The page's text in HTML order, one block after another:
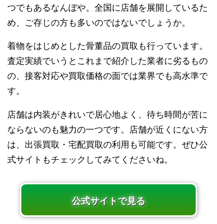
つでもあるなんぼや。全国に店舗を展開しているた
め、ご存じの方も多いのではないでしょうか。
着物をはじめとした骨董品の買取も行っています。
査定実績でいうとこれまで紹介した業者に劣るもの
の、接客対応や買取価格の面では業界でも高水準で
す。
店舗は内装がきれいで居心地よく、待ち時間が苦に
ならないのも魅力の一つです。店舗が近くにない方
は、出張買取・宅配買取の利用も可能です。ぜひ公
式サイトもチェックしてみてくださいね。
公式サイトで見る